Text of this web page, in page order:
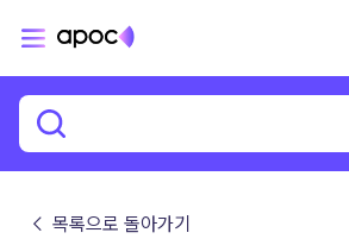
← 목록으로 돌아가기